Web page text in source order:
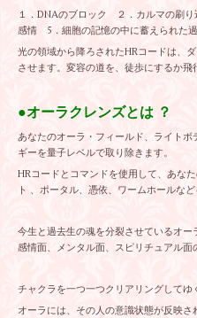
１．DNAのブロック ２．カルマの刷
感情 5．細胞の記憶の中に蓄えられた
光の領域から降ろされたHRコードは、
させます。変容の道を、徒歩にするか飛
●オーラクレンズとは ？
あなたのオーラ・フィールド、ライト
ギーを量子レベルで取り除きます。
HRコードとコマンドを使用して、あな
ト 、ポータル、憑依、ワームホールな
今生と過去生の魂を分裂させているオー
感情面、メンタル面、スピリチュアル面
チャクラを一つ一つクリアリングしてゆ
オーラには、その人の意識状態が反映